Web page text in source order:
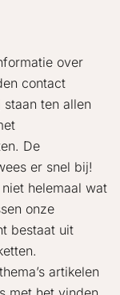
over
contact
ten allen
De
er snel bij!
helemaal wat
onze
bestaat uit
artikelen